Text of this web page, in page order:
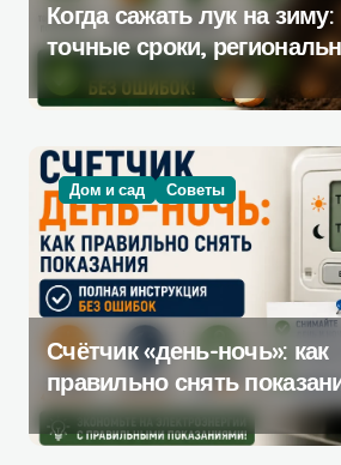
Когда сажать лук на зиму:
точные сроки,
таблица и пошаговая
инструкция
Дом и сад Советы
Счётчик «день-ночь»: как
правильно снять
полная инструкция без
ошибок